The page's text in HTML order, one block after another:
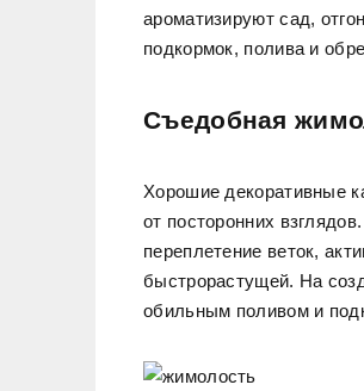
ароматизируют сад,
подкормок, полива и
Съедобная
Хорошие декоративные
от посторонних взглядов.
переплетение веток,
быстрорастущей. На
обильным поливом и